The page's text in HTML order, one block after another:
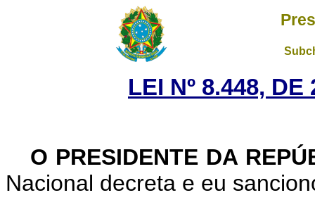
LEI Nº 8.448,
O PRESIDENTE DA
Nacional decreta e eu